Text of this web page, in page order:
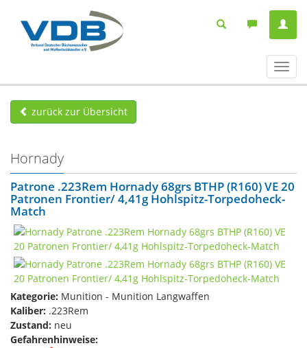
ein-/
zurück zur Übersicht
Hornady
Patrone .223Rem Hornady 68grs BTHP (R160) VE 20
Patronen Frontier/ 4,41g Hohlspitz-Torpedoheck-
Match
Kategorie: Munition - Munition Langwaffen
Kaliber: .223Rem
Zustand: neu
Gefahrenhinweise: